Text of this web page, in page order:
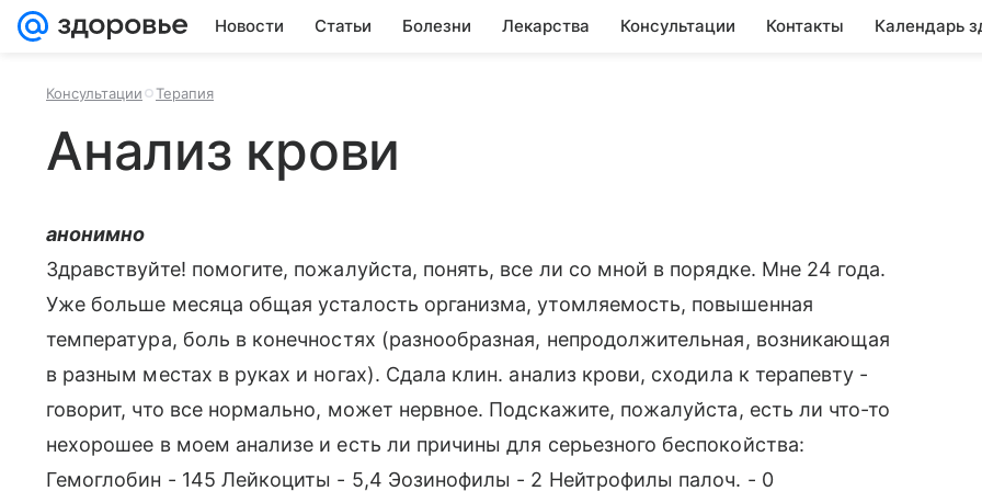
Новости Статьи Болезни Лекарства Консультации Контакты Календарь
Консультации Терапия
Анализ крови
анонимно
Здравствуйте! помогите, пожалуйста, понять, все ли со мной в порядке. Мне 24 года.
Уже больше месяца общая усталость организма, утомляемость, повышенная
температура, боль в конечностях (разнообразная, непродолжительная, возникающая
в разным местах в руках и ногах). Сдала клин. анализ крови, сходила к терапевту -
говорит, что все нормально, может нервное. Подскажите, пожалуйста, есть ли что-то
нехорошее в моем анализе и есть ли причины для серьезного беспокойства:
Гемоглобин - 145 Лейкоциты - 5,4 Эозинофилы - 2 Нейтрофилы палоч. - 0